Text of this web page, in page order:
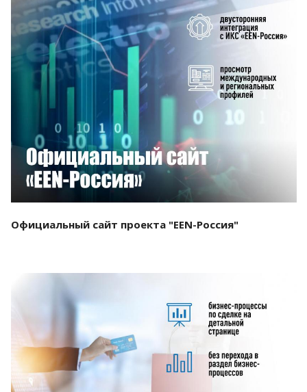
Смотреть проект
Официальный сайт проекта "EEN-Россия"